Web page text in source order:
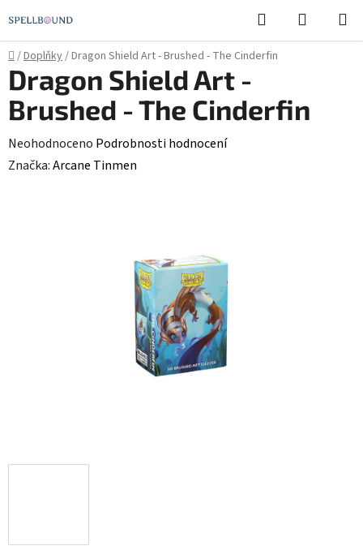
na
obsah
Hledat
KOŠÍK
Domů
/Doplňky/Dragon Shield Art - Brushed - The Cinderfin
Dragon Shield Art -
Brushed - The Cinderfin
Průměrné
hodnocení
Neohodnoceno Podrobnosti hodnocení
Značka:Arcane Tinmen